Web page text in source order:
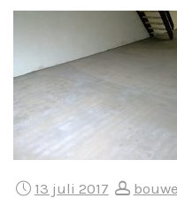
13 juli 2017